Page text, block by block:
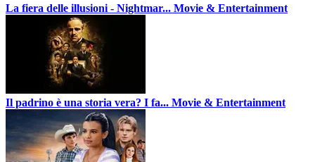
La fiera delle illusioni - Nightmar... Movie & Entertainment
Il padrino è una storia vera? I fa... Movie & Entertainment